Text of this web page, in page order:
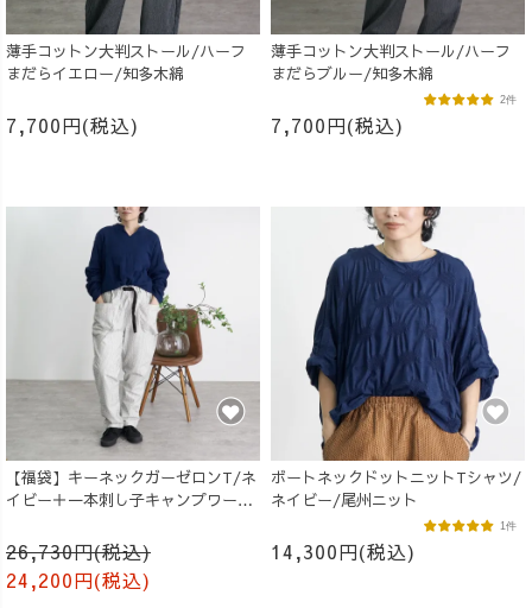
薄手コットン大判ストール/ハーフ
まだらイエロー/知多木綿
7,700円(税込)
薄手コットン大判ストール/ハーフ
まだらブルー/知多木綿
7,700円(税込)
2件
【福袋】キーネックガーゼロンT/ネ
イビー＋一本刺し子キャンプワーク
26,730円(税込)
24,200円(税込)
ボートネックドットニットTシャツ/
ネイビー/尾州ニット
14,300円(税込)
1件